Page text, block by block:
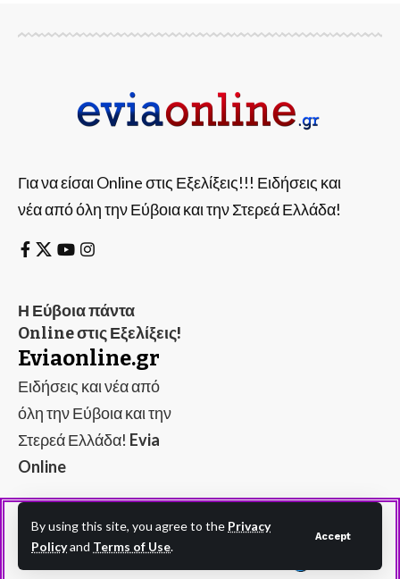
By using this site, you agree to the Privacy
Policyand Terms of Use.
Accept
Για να είσαι Online στις Εξελίξεις!!! Ειδήσεις και
νέα από όλη την Εύβοια και την Στερεά Ελλάδα!
Η Εύβοια πάντα
Online στις Εξελίξεις!
Eviaonline.gr
Ειδήσεις και νέα από
όλη την Εύβοια και την
Στερεά Ελλάδα! Evia
Online